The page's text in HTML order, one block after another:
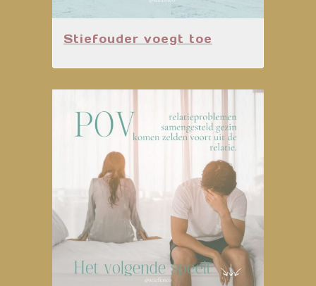
Stiefouder voegt toe